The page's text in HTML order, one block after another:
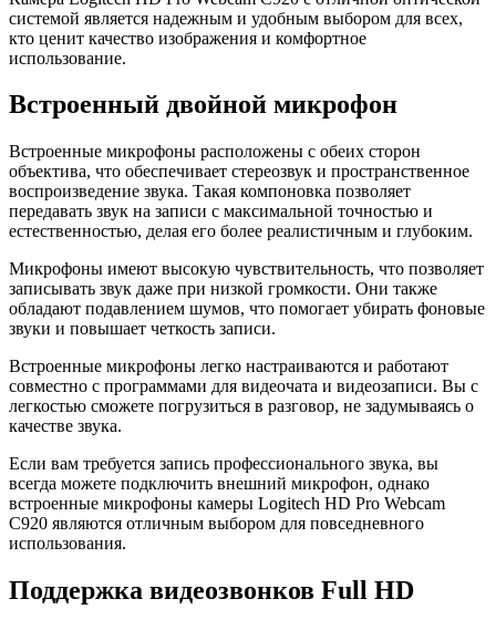
системой является надежным и удобным выбором для всех,
кто ценит качество изображения и комфортное
использование.
Встроенный двойной микрофон
Встроенные микрофоны расположены с обеих сторон
объектива, что обеспечивает стереозвук и пространственное
воспроизведение звука. Такая компоновка позволяет
передавать звук на записи с максимальной точностью и
естественностью, делая его более реалистичным и глубоким.
Микрофоны имеют высокую чувствительность, что позволяет
записывать звук даже при низкой громкости. Они также
обладают подавлением шумов, что помогает убирать фоновые
звуки и повышает четкость записи.
Встроенные микрофоны легко настраиваются и работают
совместно с программами для видеочата и видеозаписи. Вы с
легкостью сможете погрузиться в разговор, не задумываясь о
качестве звука.
Если вам требуется запись профессионального звука, вы
всегда можете подключить внешний микрофон, однако
встроенные микрофоны камеры Logitech HD Pro Webcam
C920 являются отличным выбором для повседневного
использования.
Поддержка видеозвонков Full HD